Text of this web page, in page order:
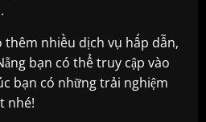
nhiều dịch vụ hấp dẫn,
bạn có thể truy cập vào
bạn có những trải nghiệm
nhé!